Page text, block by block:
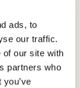
ads, to
our traffic.
of our site with
partners who